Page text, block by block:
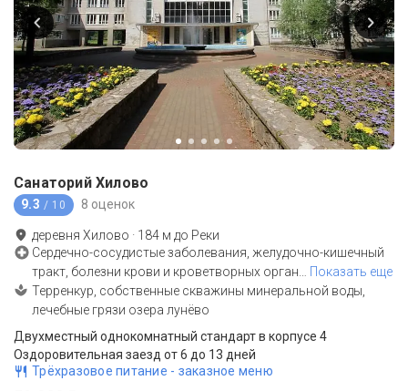
Санаторий Хилово
9.3 / 10 8 оценок
деревня Хилово · 184 м до Реки
Сердечно-сосудистые заболевания, желудочно-кишечный
тракт, болезни крови и кроветворных орган
Показать еще
Терренкур, собственные скважины минеральной воды,
лечебные грязи озера лунёво
Двухместный однокомнатный стандарт в корпусе 4
Оздоровительная заезд от 6 до 13 дней
Трёхразовое питание - заказное меню